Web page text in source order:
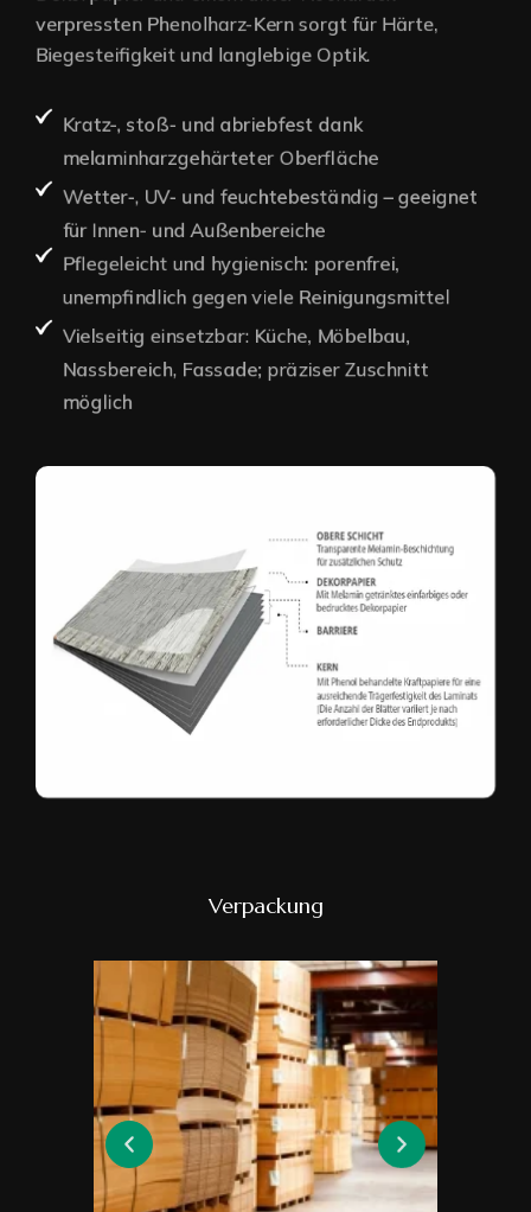
verpressten Phenolharz-Kern sorgt für Härte,
Biegesteifigkeit und langlebige Optik.
Kratz-, stoß- und abriebfest dank
melaminharzgehärteter Oberfläche
Wetter-, UV- und feuchtebeständig – geeignet
für Innen- und Außenbereiche
Pflegeleicht und hygienisch: porenfrei,
unempfindlich gegen viele Reinigungsmittel
Vielseitig einsetzbar: Küche, Möbelbau,
Nassbereich, Fassade; präziser Zuschnitt
möglich
Verpackung